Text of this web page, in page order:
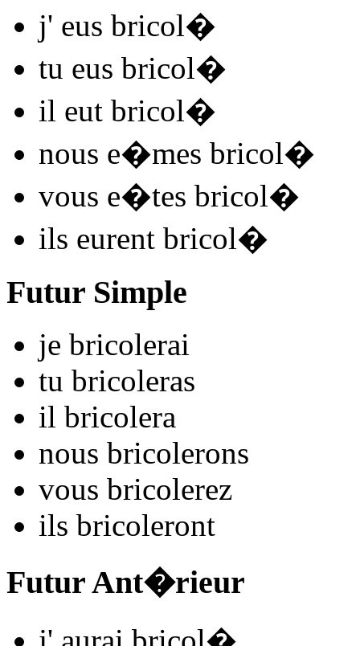
j' eus bricol�
tu eus bricol�
il eut bricol�
nous e�mes bricol�
vous e�tes bricol�
ils eurent bricol�
Futur Simple
je bricolerai
tu bricoleras
il bricolera
nous bricolerons
vous bricolerez
ils bricoleront
Futur Ant�rieur